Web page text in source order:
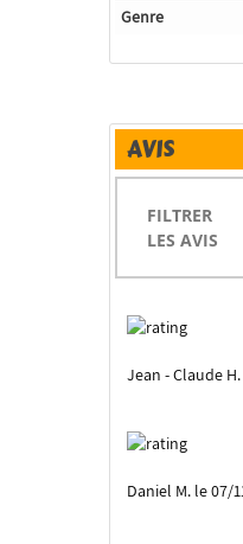
Genre
AVIS
FILTRER
LES AVIS
Jean - Claude
Daniel M. le 07/